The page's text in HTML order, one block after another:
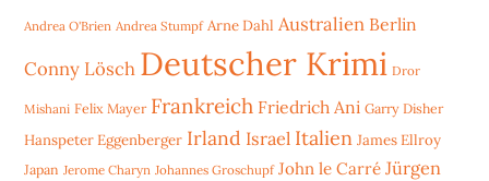
Andrea O'Brien Andrea Stumpf Arne Dahl Australien Berlin
Conny Lösch Deutscher Krimi Dror
Mishani Felix Mayer Frankreich Friedrich Ani Garry Disher
Hanspeter Eggenberger Irland Israel Italien James Ellroy
Japan Jerome Charyn Johannes Groschupf John le Carré Jürgen